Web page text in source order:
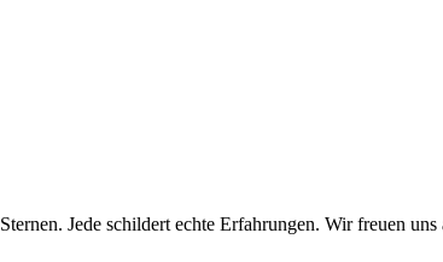
Sternen. Jede schildert echte Erfahrungen. Wir freuen